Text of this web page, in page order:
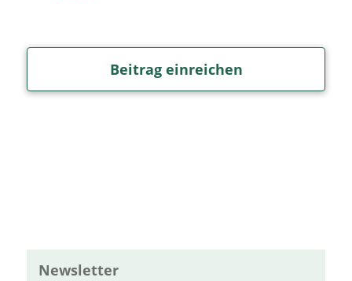
Beitrag einreichen
Newsletter